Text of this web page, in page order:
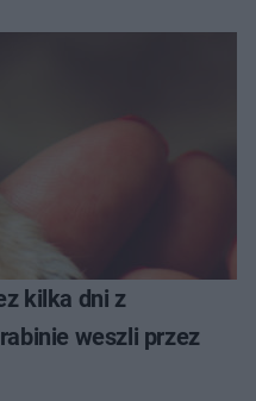
kilka dni z
weszli przez